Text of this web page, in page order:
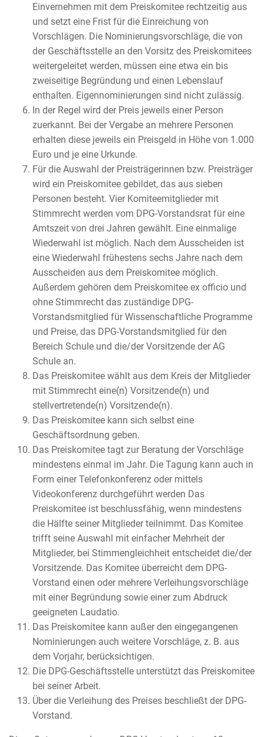
Einvernehmen mit dem Preiskomitee rechtzeitig aus
und setzt eine Frist für die Einreichung von
Vorschlägen. Die Nominierungsvorschläge, die von
der Geschäftsstelle an den Vorsitz des Preiskomitees
weitergeleitet werden, müssen eine etwa ein bis
zweiseitige Begründung und einen Lebenslauf
enthalten. Eigennominierungen sind nicht zulässig.
In der Regel wird der Preis jeweils einer Person
zuerkannt. Bei der Vergabe an mehrere Personen
erhalten diese jeweils ein Preisgeld in Höhe von 1.000
Euro und je eine Urkunde.
Für die Auswahl der Preisträgerinnen bzw. Preisträger
wird ein Preiskomitee gebildet, das aus sieben
Personen besteht. Vier Komiteemitglieder mit
Stimmrecht werden vom DPG-Vorstandsrat für eine
Amtszeit von drei Jahren gewählt. Eine einmalige
Wiederwahl ist möglich. Nach dem Ausscheiden ist
eine Wiederwahl frühestens sechs Jahre nach dem
Ausscheiden aus dem Preiskomitee möglich.
Außerdem gehören dem Preiskomitee ex officio und
ohne Stimmrecht das zuständige DPG-
Vorstandsmitglied für Wissenschaftliche Programme
und Preise, das DPG-Vorstandsmitglied für den
Bereich Schule und die/der Vorsitzende der AG
Schule an.
Das Preiskomitee wählt aus dem Kreis der Mitglieder
mit Stimmrecht eine(n) Vorsitzende(n) und
stellvertretende(n) Vorsitzende(n).
Das Preiskomitee kann sich selbst eine
Geschäftsordnung geben.
Das Preiskomitee tagt zur Beratung der Vorschläge
mindestens einmal im Jahr. Die Tagung kann auch in
Form einer Telefonkonferenz oder mittels
Videokonferenz durchgeführt werden Das
Preiskomitee ist beschlussfähig, wenn mindestens
die Hälfte seiner Mitglieder teilnimmt. Das Komitee
trifft seine Auswahl mit einfacher Mehrheit der
Mitglieder, bei Stimmengleichheit entscheidet die/der
Vorsitzende. Das Komitee überreicht dem DPG-
Vorstand einen oder mehrere Verleihungsvorschläge
mit einer Begründung sowie einer zum Abdruck
geeigneten Laudatio.
Das Preiskomitee kann außer den eingegangenen
Nominierungen auch weitere Vorschläge, z. B. aus
dem Vorjahr, berücksichtigen.
Die DPG-Geschäftsstelle unterstützt das Preiskomitee
bei seiner Arbeit.
Über die Verleihung des Preises beschließt der DPG-
Vorstand.